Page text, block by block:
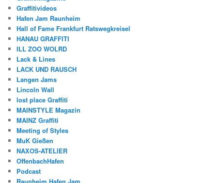
Graffitivideos
Hafen Jam Raunheim
Hall of Fame Frankfurt Ratswegkreisel
HANAU GRAFFITI
ILL ZOO WOLRD
Lack & Lines
LACK UND RAUSCH
Langen Jams
Lincoln Wall
lost place Graffiti
MAINSTYLE Magazin
MAINZ Graffiti
Meeting of Styles
MuK Gießen
NAXOS-ATELIER
OffenbachHafen
Podcast
Raunheim Hafen Jam